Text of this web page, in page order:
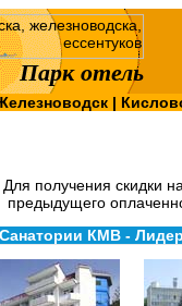
Парк отель
|
Для получения скидки
предыдущего
Санатории КМВ -